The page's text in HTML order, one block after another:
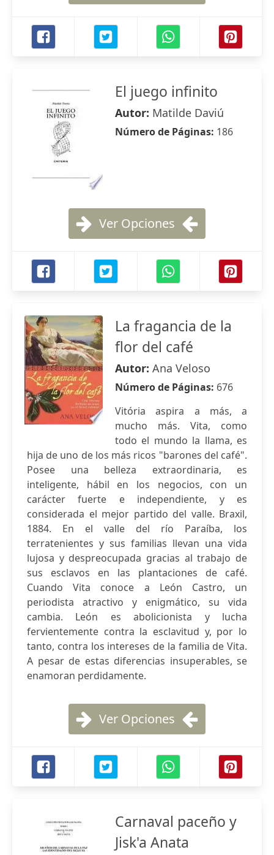
El juego infinito
Autor: Matilde Daviú
Número de Páginas: 186
Ver Opciones
La fragancia de la
flor del café
Autor: Ana Veloso
Número de Páginas: 676
Vitória aspira a más, a
mucho más. Vita, como
todo el mundo la llama, es
hija de uno de los más ricos "barones del café".
Posee una belleza extraordinaria, es
inteligente, hábil en los negocios, con un
carácter fuerte e independiente, y es
considerada el mejor partido del valle. Braxil,
1884. En el valle del río Paraíba, los
terratenientes y sus familias llevan una vida
lujosa y despreocupada gracias al trabajo de
sus esclavos en las plantaciones de café.
Cuando Vita conoce a León Castro, un
periodista atractivo y enigmático, su vida
cambia. León es abolicionista y lucha
fervientemente contra la esclavitud y, por lo
tanto, contra los intereses de la familia de Vita.
A pesar de estas diferencias insuperables, se
enamoran perdidamente.
Ver Opciones
Carnaval paceño y
Jisk'a Anata